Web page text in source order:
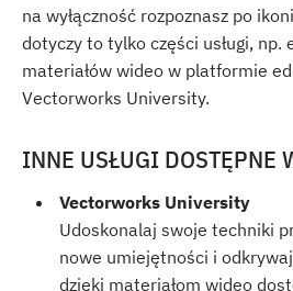
na wyłączność rozpoznasz po
dotyczy to tylko części usługi, np.
materiałów wideo w platformie
Vectorworks University.
INNE USŁUGI DOSTĘPNE
Vectorworks University
Udoskonalaj swoje techniki
nowe umiejętności i
dzięki materiałom wideo